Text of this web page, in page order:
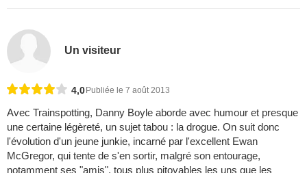
Un visiteur
4,0 Publiée le 7 août 2013
Avec Trainspotting, Danny Boyle aborde avec humour et presque
une certaine légèreté, un sujet tabou : la drogue. On suit donc
l'évolution d'un jeune junkie, incarné par l'excellent Ewan
McGregor, qui tente de s'en sortir, malgré son entourage,
notamment ses "amis", tous plus pitoyables les uns que les